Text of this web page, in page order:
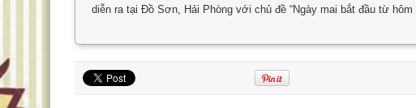
diễn ra tại Đồ Sơn, Hải Phòng với chủ đề “Ngày mai bắt đầu từ hôm